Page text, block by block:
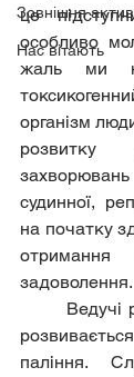
Зовнішня
Нас вітають
це
особливо
жаль ми
організм
розвитку
судинної,
на початку
задоволення.
паління.